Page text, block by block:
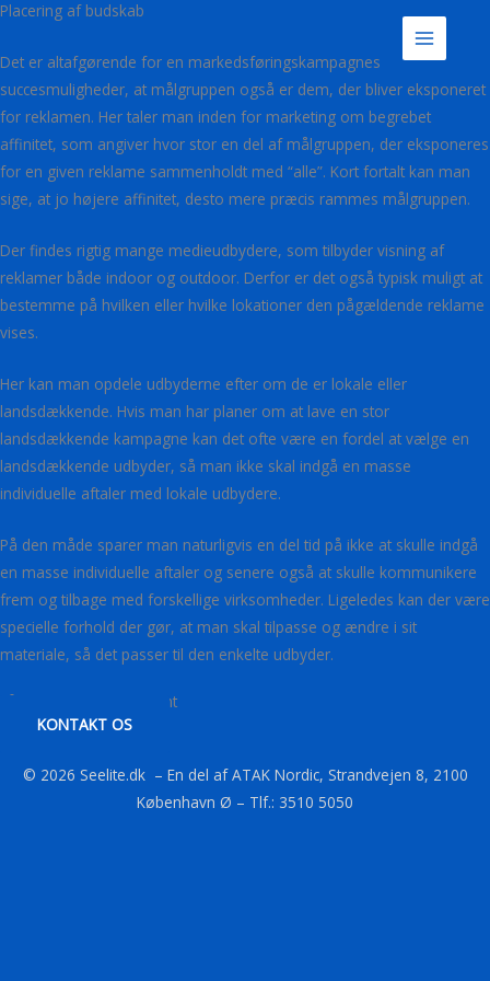
Gå
indholdet
Placering af budskab
Det er altafgørende for en markedsføringskampagnes
succesmuligheder, at målgruppen også er dem, der bliver eksponeret
for reklamen. Her taler man inden for marketing om begrebet
affinitet, som angiver hvor stor en del af målgruppen, der eksponeres
for en given reklame sammenholdt med “alle”. Kort fortalt kan man
sige, at jo højere affinitet, desto mere præcis rammes målgruppen.
Der findes rigtig mange medieudbydere, som tilbyder visning af
reklamer både indoor og outdoor. Derfor er det også typisk muligt at
bestemme på hvilken eller hvilke lokationer den pågældende reklame
vises.
Her kan man opdele udbyderne efter om de er lokale eller
landsdækkende. Hvis man har planer om at lave en stor
landsdækkende kampagne kan det ofte være en fordel at vælge en
landsdækkende udbyder, så man ikke skal indgå en masse
individuelle aftaler med lokale udbydere.
På den måde sparer man naturligvis en del tid på ikke at skulle indgå
en masse individuelle aftaler og senere også at skulle kommunikere
frem og tilbage med forskellige virksomheder. Ligeledes kan der være
specielle forhold der gør, at man skal tilpasse og ændre i sit
materiale, så det passer til den enkelte udbyder.
Få hjælp fra en konsulent
KONTAKT OS
© 2026 Seelite.dk – En del af ATAK Nordic, Strandvejen 8, 2100
København Ø – Tlf.: 3510 5050